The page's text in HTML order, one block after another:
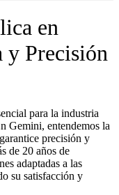
en
Precisión
para la industria
Gemini, entendemos la
precisión y
de 20 años de
adaptadas a las
su satisfacción y